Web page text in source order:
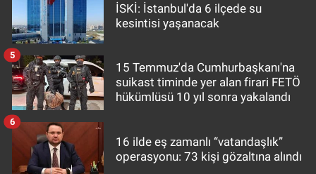
İSKİ: İstanbul'da 6 ilçede su
kesintisi yaşanacak
15 Temmuz'da Cumhurbaşkanı'na
suikast timinde yer alan firari FETÖ
hükümlüsü 10 yıl sonra yakalandı
5
16 ilde eş zamanlı “vatandaşlık”
operasyonu: 73 kişi gözaltına alındı
6